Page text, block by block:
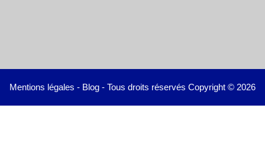
Mentions légales - Blog - Tous droits réservés Copyright © 2026